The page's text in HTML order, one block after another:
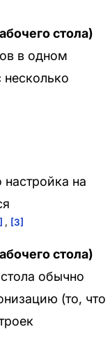
стола)
в одном
на
, [3]
стола)
обычно
(то, что